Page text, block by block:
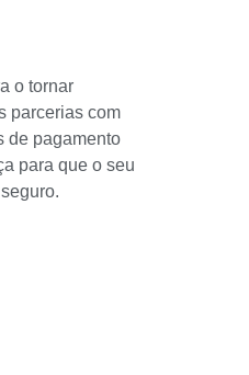
o tornar
parcerias com
de pagamento
para que o seu